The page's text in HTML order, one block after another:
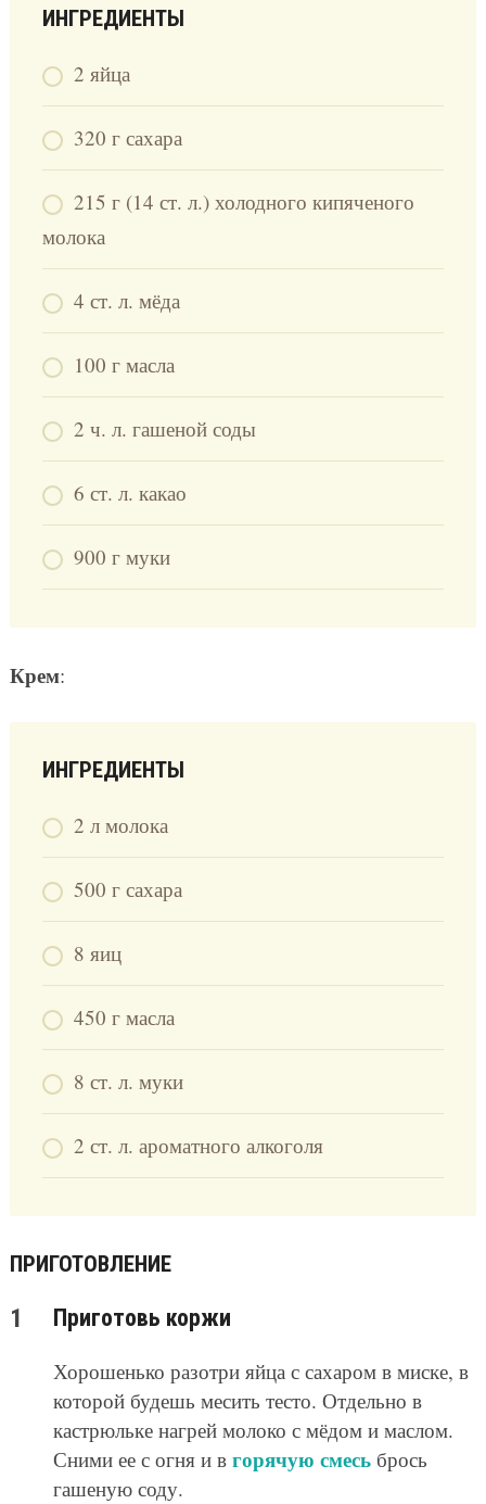
ИНГРЕДИЕНТЫ
2 яйца
320 г сахара
215 г (14 ст. л.) холодного кипяченого
молока
4 ст. л. мёда
100 г масла
2 ч. л. гашеной соды
6 ст. л. какао
900 г муки
Крем:
ИНГРЕДИЕНТЫ
2 л молока
500 г сахара
8 яиц
450 г масла
8 ст. л. муки
2 ст. л. ароматного алкоголя
ПРИГОТОВЛЕНИЕ
Приготовь коржи
Хорошенько разотри яйца с сахаром в миске, в
которой будешь месить тесто. Отдельно в
кастрюльке нагрей молоко с мёдом и маслом.
Сними ее с огня и в горячую смесьбрось
гашеную соду.